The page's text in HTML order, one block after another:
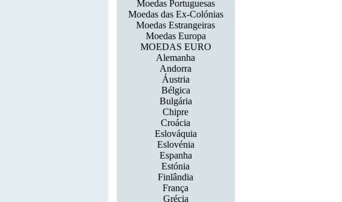
Moedas Portuguesas
Moedas das Ex-Colónias
Moedas Estrangeiras
Moedas Europa
MOEDAS EURO
Alemanha
Andorra
Áustria
Bélgica
Bulgária
Chipre
Croácia
Eslováquia
Eslovénia
Espanha
Estónia
Finlândia
França
Grécia